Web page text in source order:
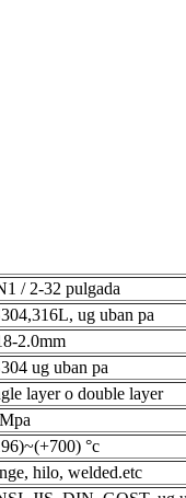
/ 2-32 pulgada
ug uban pa
2.0mm
ug uban pa
layer o double layer
°c
hilo, welded.etc